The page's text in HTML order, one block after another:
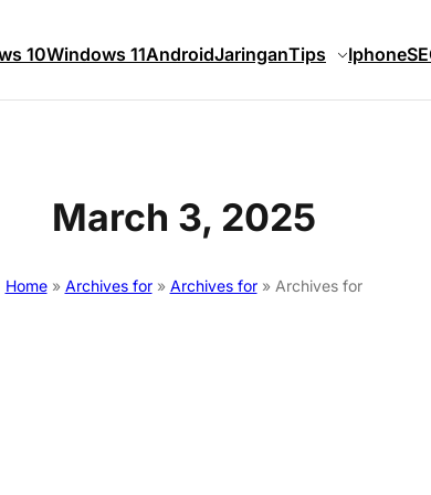
10Windows 11AndroidJaringanTips Iphone
March 3, 2025
Home» Archives for» Archives for» Archives for